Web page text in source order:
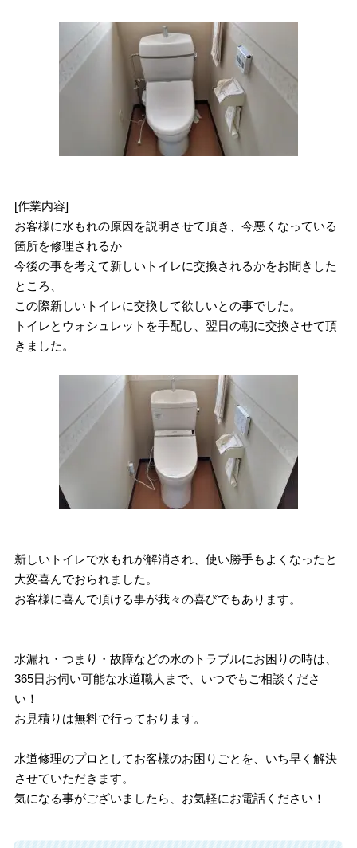
[作業内容]
お客様に水もれの原因を説明させて頂き、今悪くなっている
箇所を修理されるか
今後の事を考えて新しいトイレに交換されるかをお聞きした
ところ、
この際新しいトイレに交換して欲しいとの事でした。
トイレとウォシュレットを手配し、翌日の朝に交換させて頂
きました。
新しいトイレで水もれが解消され、使い勝手もよくなったと
大変喜んでおられました。
お客様に喜んで頂ける事が我々の喜びでもあります。
水漏れ・つまり・故障などの水のトラブルにお困りの時は、
365日お伺い可能な水道職人まで、いつでもご相談くださ
い！
お見積りは無料で行っております。
水道修理のプロとしてお客様のお困りごとを、いち早く解決
させていただきます。
気になる事がございましたら、お気軽にお電話ください！